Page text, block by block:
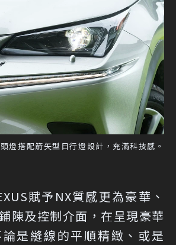
燈搭配箭矢型日行燈設計，充滿科技感。
賦予NX質感更為豪華、
陳及控制介面，在呈現豪華
是縫線的平順精緻、或是